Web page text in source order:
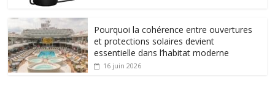
Pourquoi la cohérence entre ouvertures
et protections solaires devient
essentielle dans l’habitat moderne
16 juin 2026